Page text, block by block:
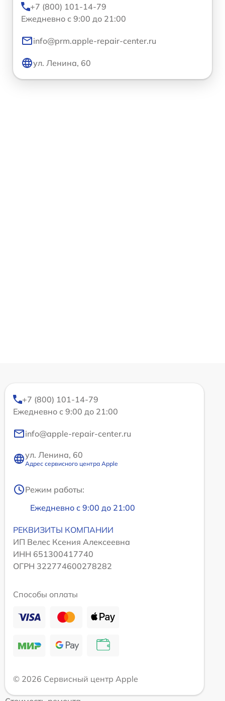
+7 (800) 101-14-79
Ежедневно с 9:00 до 21:00
info@prm.apple-repair-center.ru
ул. Ленина, 60
+7 (800) 101-14-79
Ежедневно с 9:00 до 21:00
info@apple-repair-center.ru
ул. Ленина, 60
Адрес сервисного центра Apple
Режим работы:
Ежедневно с 9:00 до 21:00
РЕКВИЗИТЫ КОМПАНИИ
ИП Велес Ксения Алексеевна
ИНН 651300417740
ОГРН 322774600278282
Способы оплаты
© 2026 Сервисный центр Apple